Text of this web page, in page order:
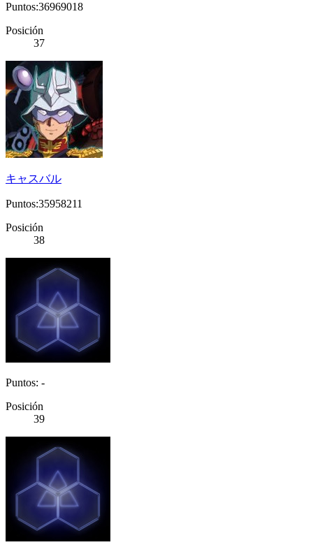
Puntos:36969018
Posición
37
キャスバル
Puntos:35958211
Posición
38
Puntos: -
Posición
39